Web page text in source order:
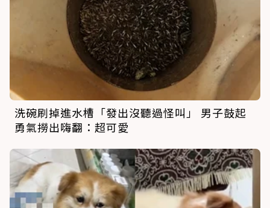
洗碗刷掉進水槽「發出沒聽過怪叫」 男子鼓起
勇氣撈出嗨翻：超可愛